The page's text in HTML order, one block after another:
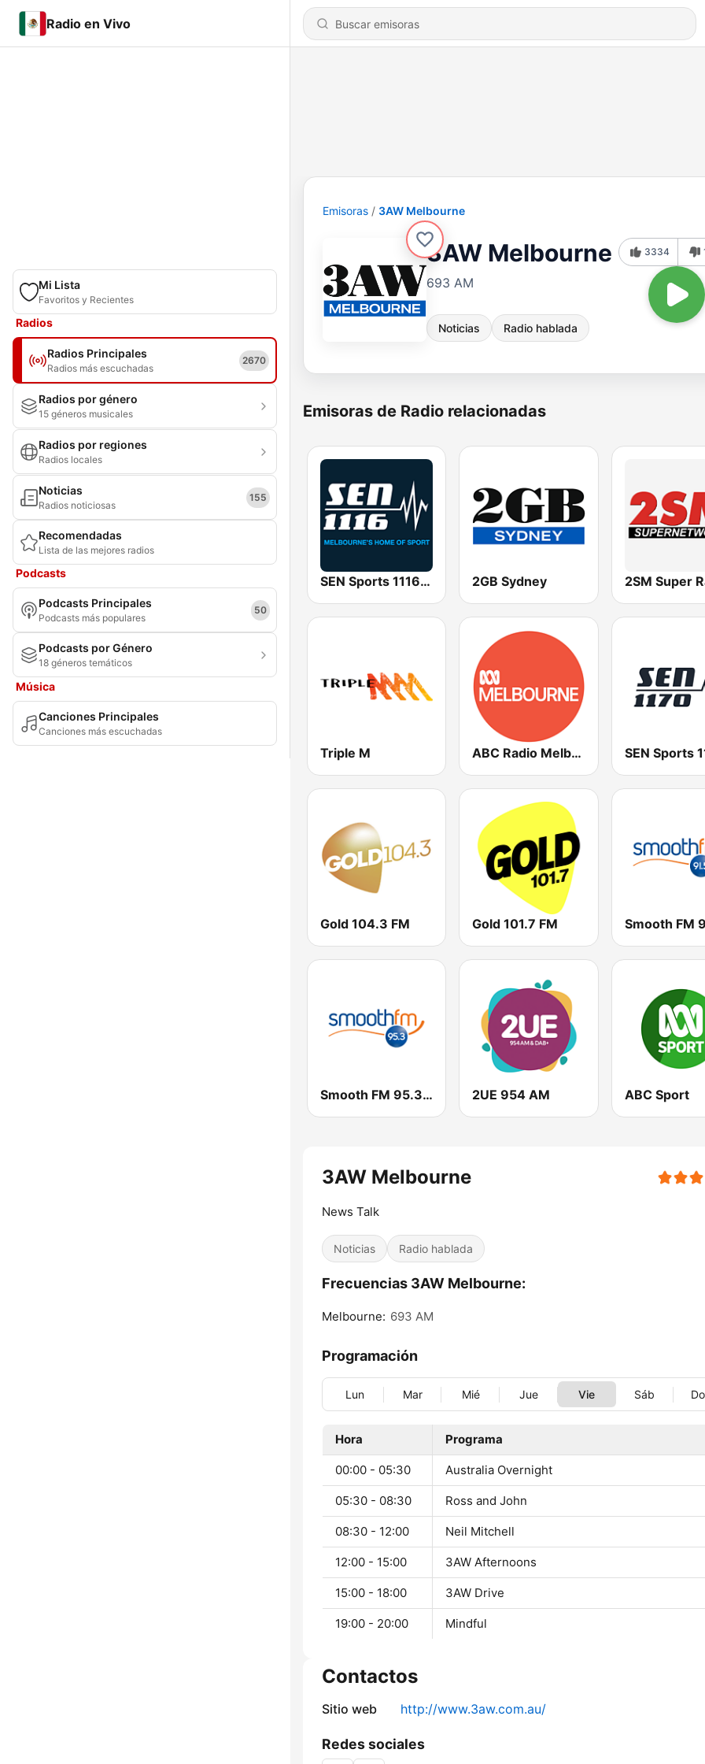
Radio en Vivo
Mi Lista
Favoritos y Recientes
Radios
Radios Principales
Radios más escuchadas
2670
Radios por género
15 géneros musicales
Radios por regiones
Radios locales
Noticias
Radios noticiosas
155
Recomendadas
Lista de las mejores radios
Podcasts
Podcasts Principales
Podcasts más populares
50
Podcasts por Género
18 géneros temáticos
Música
Canciones Principales
Canciones más escuchadas
Emisoras 3AW Melbourne
3AW Melbourne
693 AM
Noticias Radio hablada
3334
Emisoras de Radio relacionadas
SEN Sports 1116 AM 2GB Sydney 2SM Super
Triple M ABC Radio Melbourne
Gold 104.3 FM Gold 101.7 FM
Smooth FM 95.3 Sydney 2UE 954 AM ABC Sport
3AW Melbourne
News Talk
Noticias Radio hablada
Frecuencias 3AW Melbourne:
Melbourne: 693 AM
Programación
Lun Mar Mié Jue Vie Sáb
Hora Programa
00:00 - 05:30 Australia Overnight
05:30 - 08:30 Ross and John
08:30 - 12:00 Neil Mitchell
12:00 - 15:00 3AW Afternoons
15:00 - 18:00 3AW Drive
19:00 - 20:00 Mindful
Contactos
Sitio web http://www.3aw.com.au/
Redes sociales